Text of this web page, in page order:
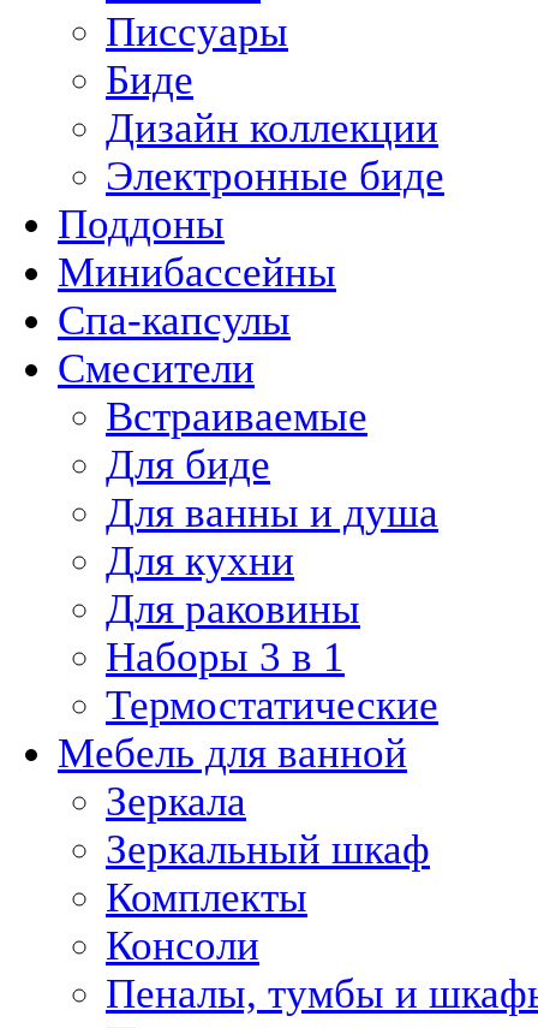
Писсуары
Биде
Дизайн коллекции
Электронные биде
Поддоны
Минибассейны
Спа-капсулы
Смесители
Встраиваемые
Для биде
Для ванны и душа
Для кухни
Для раковины
Наборы 3 в 1
Термостатические
Мебель для ванной
Зеркала
Зеркальный шкаф
Комплекты
Консоли
Пеналы, тумбы и